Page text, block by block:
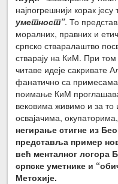
најпогрешнији корак
уметност”. То
моралних, правних и
српско стваралаштво
стварају на КиМ. При
читаве идеје сакривате
фанатично са
поимање КиМ
вековима живимо и за то
освајачима,
негирање стигне из
представља пример
већ менталног логора
српске уметнике и
Метохије.